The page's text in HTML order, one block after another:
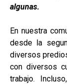
algunas.
En nuestra
desde la
diversos
con diversos
trabajo.